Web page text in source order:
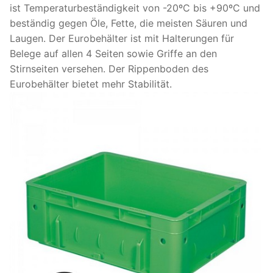
ist Temperaturbeständigkeit von -20ºC bis +90ºC und
beständig gegen Öle, Fette, die meisten Säuren und
Laugen. Der Eurobehälter ist mit Halterungen für
Belege auf allen 4 Seiten sowie Griffe an den
Stirnseiten versehen. Der Rippenboden des
Eurobehälter bietet mehr Stabilität.